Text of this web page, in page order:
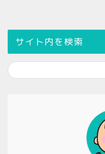
サイト内を検索